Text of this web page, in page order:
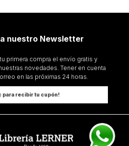
nuestro Newsletter
primera compra el envío gratis y
novedades. Tener en cuenta
en las próximas 24 horas.
para recibir tu cupón!